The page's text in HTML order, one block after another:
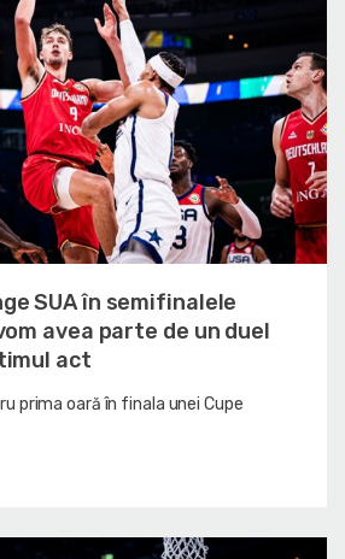
SUA în semifinalele
avea parte de un duel
act
prima oară în finala unei Cupe